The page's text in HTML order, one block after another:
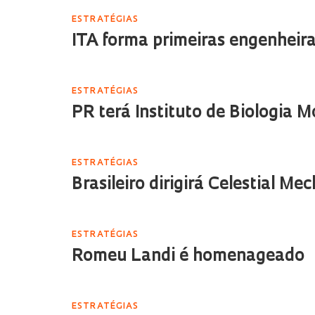
ESTRATÉGIAS
ITA forma primeiras
ESTRATÉGIAS
PR terá Instituto de Biologia
ESTRATÉGIAS
Brasileiro dirigirá Celestial
ESTRATÉGIAS
Romeu Landi é homenageado
ESTRATÉGIAS